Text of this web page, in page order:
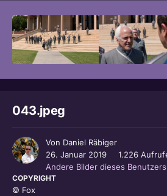
043.jpeg
Von Daniel Räbiger
26. Januar 2019
1.226
Andere Bilder dieses
COPYRIGHT
© Fox